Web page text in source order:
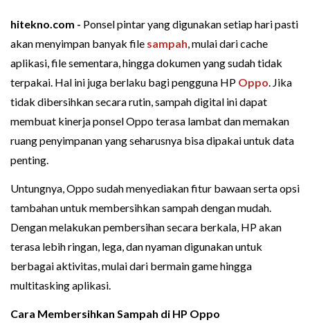
hitekno.com - Ponsel pintar yang digunakan setiap hari pasti
akan menyimpan banyak file sampah, mulai dari cache
aplikasi, file sementara, hingga dokumen yang sudah tidak
terpakai. Hal ini juga berlaku bagi pengguna HP Oppo. Jika
tidak dibersihkan secara rutin, sampah digital ini dapat
membuat kinerja ponsel Oppo terasa lambat dan memakan
ruang penyimpanan yang seharusnya bisa dipakai untuk data
penting.
Untungnya, Oppo sudah menyediakan fitur bawaan serta opsi
tambahan untuk membersihkan sampah dengan mudah.
Dengan melakukan pembersihan secara berkala, HP akan
terasa lebih ringan, lega, dan nyaman digunakan untuk
berbagai aktivitas, mulai dari bermain game hingga
multitasking aplikasi.
Cara Membersihkan Sampah di HP Oppo